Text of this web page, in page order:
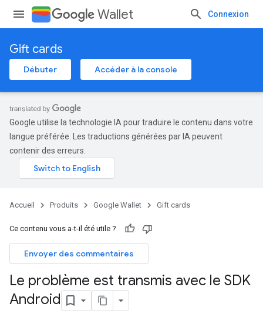
Wallet Connexion
Gift cards
Débuter Accéder à la console
Google utilise la technologie IA pour traduire le contenu dans votre
langue préférée. Les traductions générées par IA peuvent
contenir des erreurs.
Accueil Produits Google Wallet Gift cards
Ce contenu vous a-t-il été utile ?
Envoyer des commentaires
Le problème est transmis avec le SDK
Android